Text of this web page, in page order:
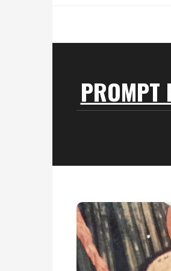
PROMPT